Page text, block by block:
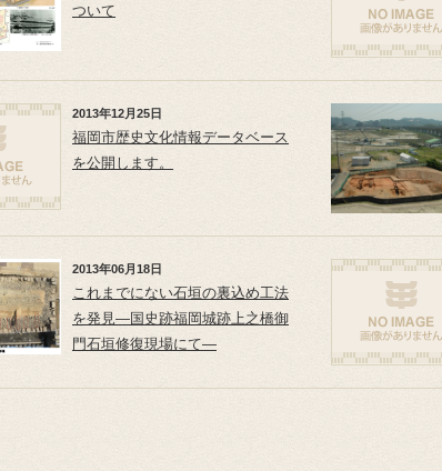
ついて
2013年12月25日
福岡市歴史文化情報データベース
を公開します。
2013年06月18日
これまでにない石垣の裏込め工法
を発見―国史跡福岡城跡上之橋御
門石垣修復現場にて―